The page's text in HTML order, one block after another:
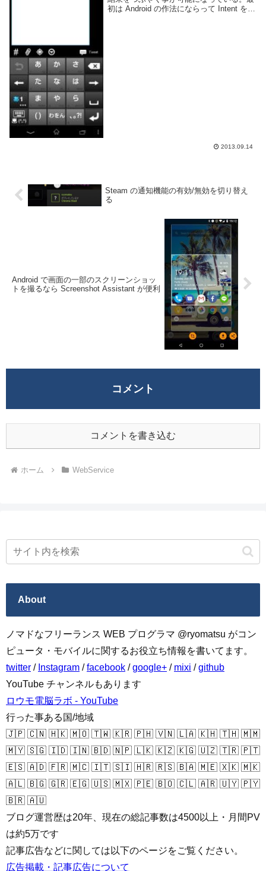
初は Android の作法にならって Intent を投
2013.09.14
Steam の通知機能の有効/無効を切り替え
る
Android で画面の一部のスクリーンショッ
トを撮るなら Screenshot Assistant が便利
コメント
コメントを書き込む
ホーム WebService
About
ノマドなフリーランス WEB プログラマ @ryomatsu がコン
ピュータ・モバイルに関するお役立ち情報を書いてます。
twitter / Instagram /facebook /google+ / mixi /github
YouTube チャンネルもあります
ロウモ電脳ラボ - YouTube
行った事ある国/地域
🇯🇵 🇨🇳 🇭🇰 🇲🇴 🇹🇼 🇰🇷 🇵🇭 🇻🇳 🇱🇦 🇰🇭 🇹🇭 🇲🇲
🇲🇾 🇸🇬 🇮🇩 🇮🇳 🇧🇩 🇳🇵 🇱🇰 🇰🇿 🇰🇬 🇺🇿 🇹🇷 🇵🇹
🇪🇸 🇦🇩 🇫🇷 🇲🇨 🇮🇹 🇸🇮 🇭🇷 🇷🇸 🇧🇦 🇲🇪 🇽🇰 🇲🇰
🇦🇱 🇧🇬 🇬🇷 🇪🇬 🇺🇸 🇲🇽 🇵🇪 🇧🇴 🇨🇱 🇦🇷 🇺🇾 🇵🇾
🇧🇷 🇦🇺
ブログ運営歴は20年、現在の総記事数は4500以上・月間PV
は約5万です
記事広告などに関しては以下のページをご覧ください。
広告掲載・記事広告について